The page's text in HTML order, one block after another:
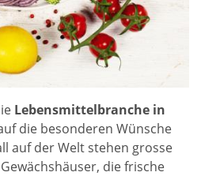
Lebensmittelbranche in
die besonderen Wünsche
auf der Welt stehen grosse
die frische